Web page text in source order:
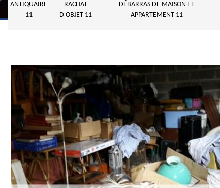
ANTIQUAIRE
11
RACHAT
D'OBJET 11
DÉBARRAS DE MAISON ET
APPARTEMENT 11